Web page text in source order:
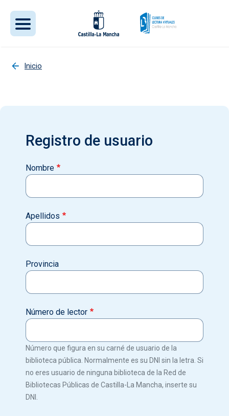
Inicio
Registro de usuario
Nombre
Apellidos
Provincia
Número de lector
Número que figura en su carné de usuario de la
biblioteca pública. Normalmente es su DNI sin la letra. Si
no eres usuario de ninguna biblioteca de la Red de
Bibliotecas Públicas de Castilla-La Mancha, inserte su
DNI.